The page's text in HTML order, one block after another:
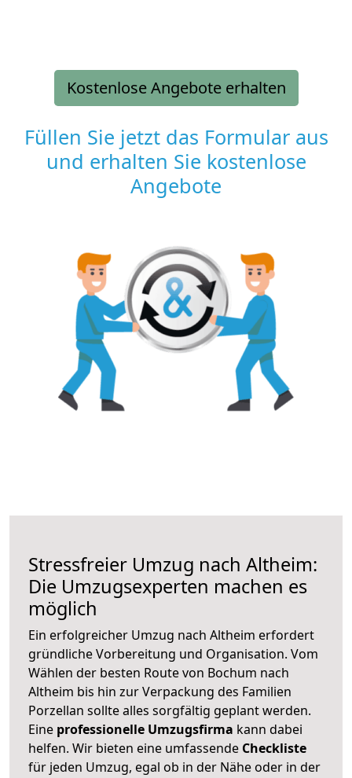
Kostenlose Angebote erhalten
Füllen Sie jetzt das Formular aus
und erhalten Sie kostenlose
Angebote
Stressfreier Umzug nach Altheim:
Die Umzugsexperten machen es
möglich
Ein erfolgreicher Umzug nach Altheim erfordert
gründliche Vorbereitung und Organisation. Vom
Wählen der besten Route von Bochum nach
Altheim bis hin zur Verpackung des Familien
Porzellan sollte alles sorgfältig geplant werden.
Eine professionelle Umzugsfirma kann dabei
helfen. Wir bieten eine umfassende Checkliste
für jeden Umzug, egal ob in der Nähe oder in der